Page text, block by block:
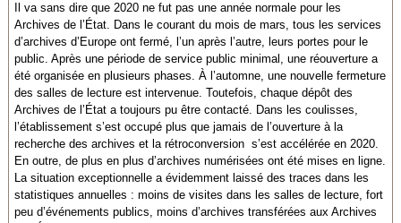
Il va sans dire que 2020 ne fut pas une année normale pour les
Archives de l’État. Dans le courant du mois de mars, tous les services
d’archives d’Europe ont fermé, l’un après l’autre, leurs portes pour le
public. Après une période de service public minimal, une réouverture a
été organisée en plusieurs phases. À l’automne, une nouvelle fermeture
des salles de lecture est intervenue. Toutefois, chaque dépôt des
Archives de l’État a toujours pu être contacté. Dans les coulisses,
l’établissement s’est occupé plus que jamais de l’ouverture à la
recherche des archives et la rétroconversion s’est accélérée en 2020.
En outre, de plus en plus d’archives numérisées ont été mises en ligne.
La situation exceptionnelle a évidemment laissé des traces dans les
statistiques annuelles : moins de visites dans les salles de lecture, fort
peu d’événements publics, moins d’archives transférées aux Archives